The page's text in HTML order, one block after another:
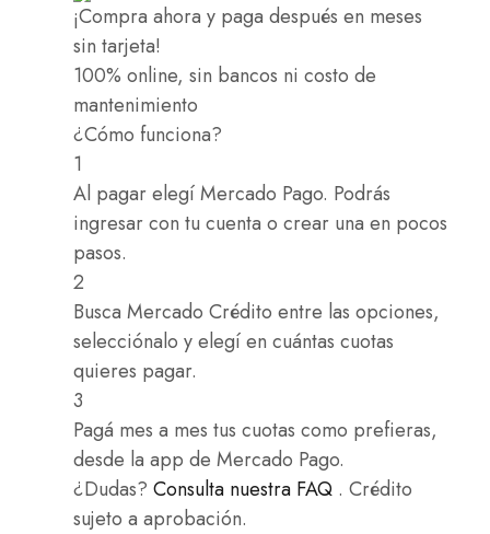
¡Compra ahora y paga después en meses
sin tarjeta!
100% online, sin bancos ni costo de
mantenimiento
¿Cómo funciona?
1
Al pagar elegíMercado Pago. Podrás
ingresar con tu cuenta o crear una en pocos
pasos.
2
BuscaMercado Crédito entre las opciones,
selecciónalo y elegí en cuántas cuotas
quieres pagar.
3
Pagá mes a mes tus cuotas como prefieras,
desde la app de Mercado Pago.
¿Dudas?Consulta nuestra FAQ . Crédito
sujeto a aprobación.